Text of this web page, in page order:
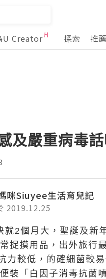
U Creator 探索 推
及嚴重病毒
咪Siuyee生活育兒記
2019.12.25
2個月大，聖誕及新
捉摸用品，出外旅行
力較低，的確細菌較易
裝「白因子消毒抗菌